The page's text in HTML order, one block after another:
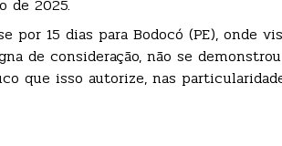
de 2025.
15 dias para Bodocó (PE), onde
de consideração, não se
que isso autorize, nas